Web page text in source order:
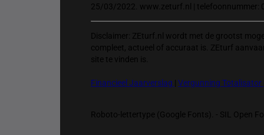
25/03/2022. www.zeturf.nl | telefoonnummer:
Disclaimer: ZEturf.nl wordt met de grootst
compleet, actueel of accuraat is. ZEturf
site te vinden is.
Financieel Jaarverslag Vergunning Totalisator
Roboto-lettertype (Google Fonts). - SIL Open